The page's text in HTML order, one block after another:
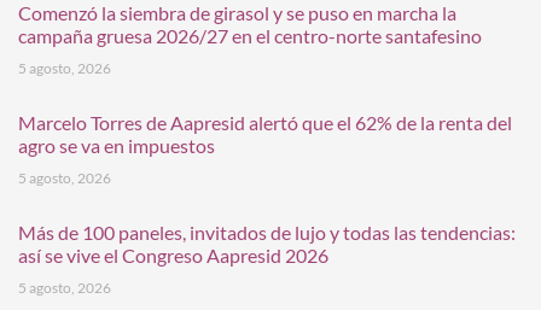
Comenzó la siembra de girasol y se puso en marcha la
campaña gruesa 2026/27 en el centro-norte santafesino
5 agosto, 2026
Marcelo Torres de Aapresid alertó que el 62% de la renta del
agro se va en impuestos
5 agosto, 2026
Más de 100 paneles, invitados de lujo y todas las tendencias:
así se vive el Congreso Aapresid 2026
5 agosto, 2026